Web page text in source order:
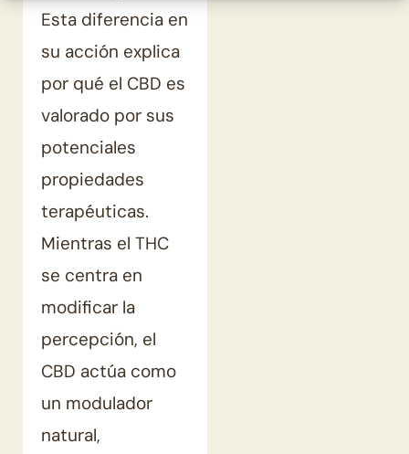
Esta diferencia en
su acción explica
por qué el CBD es
valorado por sus
potenciales
propiedades
terapéuticas.
Mientras el THC
se centra en
modificar la
percepción, el
CBD actúa como
un modulador
natural,